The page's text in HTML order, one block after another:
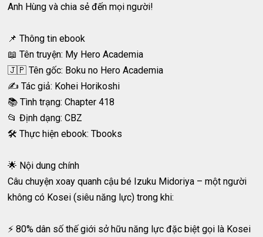
Anh Hùng và chia sẻ đến mọi người!
📌 Thông tin ebook
📖 Tên truyện: My Hero Academia
🇯🇵 Tên gốc: Boku no Hero Academia
✍️ Tác giả: Kohei Horikoshi
📚 Tình trạng: Chapter 418
📂 Định dạng: CBZ
🛠️ Thực hiện ebook: Tbooks
🌟 Nội dung chính
Câu chuyện xoay quanh cậu bé Izuku Midoriya – một người
không có Kosei (siêu năng lực) trong khi:
⚡ 80% dân số thế giới sở hữu năng lực đặc biệt gọi là Kosei